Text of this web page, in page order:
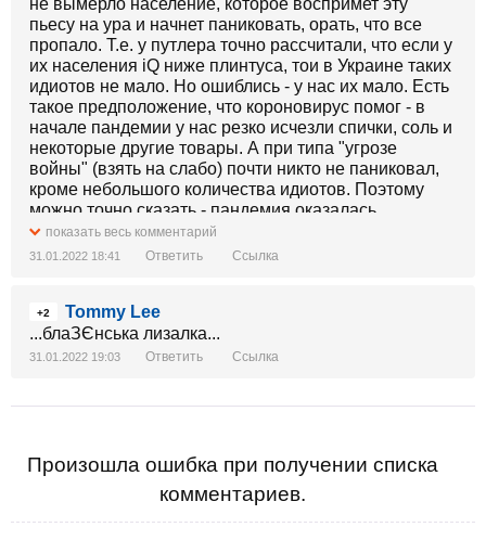
не вымерло население, которое воспримет эту
пьесу на ура и начнет паниковать, орать, что все
пропало. Т.е. у путлера точно рассчитали, что если у
их населения iQ ниже плинтуса, тои в Украине таких
идиотов не мало. Но ошиблись - у нас их мало. Есть
такое предположение, что короновирус помог - в
начале пандемии у нас резко исчезли спички, соль и
некоторые другие товары. А при типа "угрозе
войны" (взять на слабо) почти никто не паниковал,
кроме небольшого количества идиотов. Поэтому
можно точно сказать - пандемия оказалась
страшнее для украинцев, чем угроза от кацапстана.
показать весь комментарий
31.01.2022 18:41 Ответить Ссылка
+2
Tommy Lee
...блаЗЄнська лизалка...
31.01.2022 19:03 Ответить Ссылка
Произошла ошибка при получении списка
комментариев.